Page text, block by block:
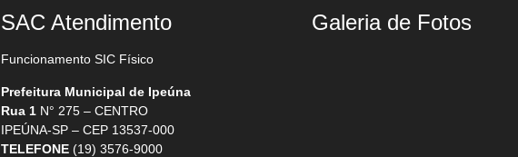
SAC Atendimento
Funcionamento SIC Físico
Prefeitura Municipal de Ipeúna
Rua 1 N° 275 – CENTRO
IPEÚNA-SP – CEP 13537-000
TELEFONE (19) 3576-9000
Galeria de Fotos